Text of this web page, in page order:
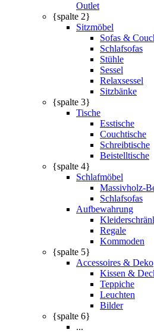
Outlet
{spalte 2}
Sitzmöbel
Sofas &
Schlafsofas
Stühle
Sessel
Relaxsessel
Sitzbänke
{spalte 3}
Tische
Esstische
Couchtische
Schreibtische
Beistelltische
{spalte 4}
Schlafmöbel
Massivholz-
Schlafsofas
Aufbewahrung
Regale
Kommoden
{spalte 5}
Accessoires & Deko
Kissen &
Teppiche
Leuchten
Bilder
{spalte 6}
...